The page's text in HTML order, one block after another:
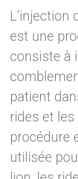
L’injection
est une
consiste à
patient
rides et
procédure
utilisée